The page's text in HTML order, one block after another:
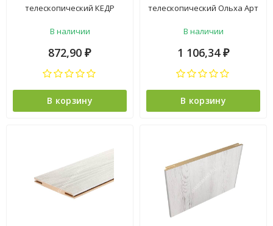
телескопический КЕДР
BROZEX-WOOD *5
В наличии
872,90 ₽
В корзину
телескопический Ольха Арт
В наличии
1 106,34 ₽
В корзину